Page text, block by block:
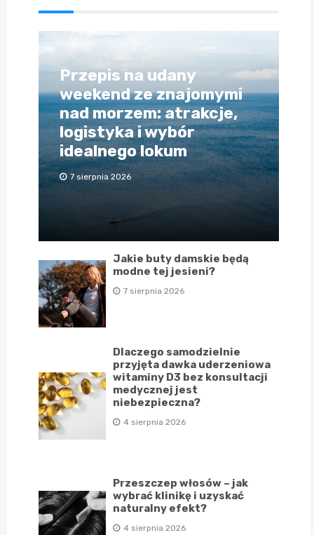
Przepis na udany
weekend ze znajomymi
nad morzem: atrakcje,
logistyka i wybór
idealnego lokum
7 sierpnia 2026
Jakie buty damskie będą
modne tej jesieni?
7 sierpnia 2026
Dlaczego samodzielnie
przyjęta dawka uderzeniowa
witaminy D3 bez konsultacji
medycznej jest
niebezpieczna?
4 sierpnia 2026
Przeszczep włosów – jak
wybrać klinikę i uzyskać
naturalny efekt?
4 sierpnia 2026